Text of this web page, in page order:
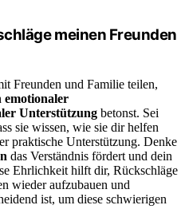
meinen Freunden
Freunden und Familie teilen,
emotionaler
Unterstützung betonst. Sei
sie wissen, wie sie dir helfen
praktische Unterstützung. Denke
das Verständnis fördert und dein
Ehrlichkeit hilft dir, Rückschläge
wieder aufzubauen und
ist, um diese schwierigen